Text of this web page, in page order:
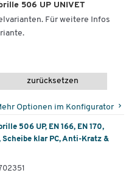
506 UP UNIVET
Für weitere Infos
zurücksetzen
Optionen im Konfigurator
506 UP, EN 166, EN 170,
Scheibe klar PC, Anti-Kratz &